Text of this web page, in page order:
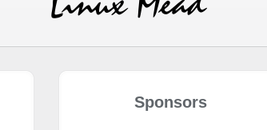
Sponsors